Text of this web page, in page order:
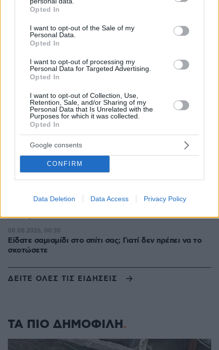
grant or deny consent to Google and its third-party tags to
use your data for below specified purposes in below Google
consent section.
Opted In
I want to opt-out of the Sale of my
Personal Data.
Opted In
I want to opt-out of processing my
Personal Data for Targeted Advertising.
Opted In
I want to opt-out of Collection, Use,
Retention, Sale, and/or Sharing of my
Personal Data that Is Unrelated with the
Purposes for which it was collected.
Opted In
Google consents
CONFIRM
Data Deletion Data Access Privacy Policy
ντροπή» το μπλόκο στην αίθουσα χορού του Λευκού
Ορκίστηκε πρόεδρος της Κολομβίας ο Αμπελάρδο ντε
08.08.2026, 02:28
Αποκαλύψεις Telegraph για τον Ινφαντίνο: Η εξαψήφια
φερόμενη σχέση τους
08.08.2026, 01:56
Ρωσία για το drone με εκρηκτικά σε γερμανικό
αεροδρόμιο: «Βιαστικά στημένη προβοκάτσια»
08.08.2026, 01:25
Ιδέες για πρωινό έτοιμο από το βράδυ: Εύκολες και
θρεπτικές επιλογές για κάθε μέρα
08.08.2026, 01:00
Ρωσικό πλήγμα προκάλεσε ζημιές σε γήπεδο στην
Οδησσό μία ημέρα πριν από αγώνα πρωταθλήματος,
δείτε βίντεο
Είδατε σαμιαμίδι στο σπίτι σας; Γιατί δεν πρέπει να το
σκοτώσετε
08.08.2026, 00:30
ΔΕΙΤΕ ΟΛΕΣ ΤΙΣ ΕΙΔΗΣΕΙΣ
ΤΑ ΠΙΟ ΔΗΜΟΦΙΛΗ